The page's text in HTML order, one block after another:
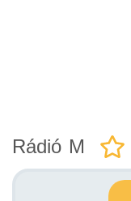
Rádió M